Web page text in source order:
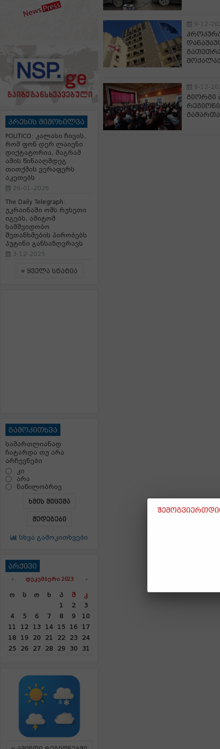
პრესის მიმოხილვა
POLITICO: კალასი ჩივის,
რომ ფონ დერ ლაიენი
დიქტატორია, მაგრამ
ამის წინააღმდეგ
თითქმის ვერაფერს
აკეთებს
26-01-2026
The Daily Telegraph:
უკრაინაში ომს რუსეთი
იგებს, ამიტომ
სამშვიდობო
შეთანხმების პირობებს
პუტინი განსაზღვრავს
3-12-2025
ყველა სტატია
გამოკითხვა
სამართლიანად
ჩატარდა თუ არა
არჩევნები
კი
არა
ნაწილობრივ
ხმის მიცემა
შედეგები
სხვა გამოკითხვები
არქივი
« ᲓᲔᲙᲔᲛᲑᲔᲠᲘ 2023 »
Ო Ს Ო Ხ Პ Შ
Კ
1
2
3
4
5 6 7 8 9
10
11
12 13 14 15 16
17
18
19 20 21 22 23
24
25
26 27 28 29 30 31
9-12-
9-12-
გიორგი
გამართა